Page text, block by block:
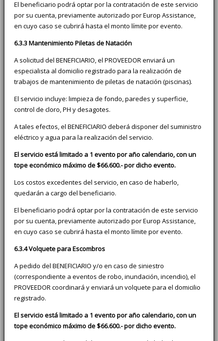
El beneficiario podrá optar por la contratación de este servicio
por su cuenta, previamente autorizado por Europ Assistance,
en cuyo caso se cubrirá hasta el monto límite por evento.
6.3.3 Mantenimiento Piletas de Natación
A solicitud del BENEFICIARIO, el PROVEEDOR enviará un
especialista al domicilio registrado para la realización de
trabajos de mantenimiento de piletas de natación (piscinas).
El servicio incluye: limpieza de fondo, paredes y superficie,
control de cloro, PH y desagotes.
A tales efectos, el BENEFICIARIO deberá disponer del suministro
eléctrico y agua para la realización del servicio.
El servicio está limitado a 1 evento por año calendario, con un
tope económico máximo de $66.600.- por dicho evento.
Los costos excedentes del servicio, en caso de haberlo,
quedarán a cargo del beneficiario.
El beneficiario podrá optar por la contratación de este servicio
por su cuenta, previamente autorizado por Europ Assistance,
en cuyo caso se cubrirá hasta el monto límite por evento.
6.3.4 Volquete para Escombros
A pedido del BENEFICIARIO y/o en caso de siniestro
(correspondiente a eventos de robo, inundación, incendio), el
PROVEEDOR coordinará y enviará un volquete para el domicilio
registrado.
El servicio está limitado a 1 evento por año calendario, con un
tope económico máximo de $66.600.- por dicho evento.